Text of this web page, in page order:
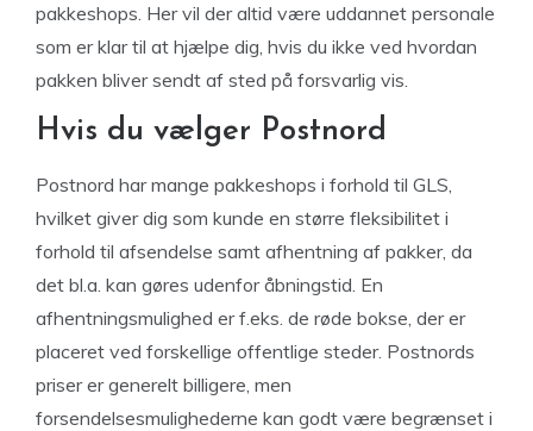
pakkeshops. Her vil der altid være uddannet personale
som er klar til at hjælpe dig, hvis du ikke ved hvordan
pakken bliver sendt af sted på forsvarlig vis.
Hvis du vælger Postnord
Postnord har mange pakkeshops i forhold til GLS,
hvilket giver dig som kunde en større fleksibilitet i
forhold til afsendelse samt afhentning af pakker, da
det bl.a. kan gøres udenfor åbningstid. En
afhentningsmulighed er f.eks. de røde bokse, der er
placeret ved forskellige offentlige steder. Postnords
priser er generelt billigere, men
forsendelsesmulighederne kan godt være begrænset i